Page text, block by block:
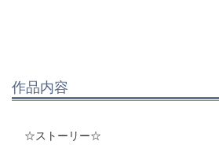
作品内容
☆ストーリー☆